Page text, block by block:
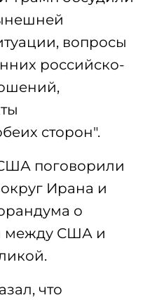
вопросы
российско-
сторон".
поговорили
Ирана и
о
между США и
что